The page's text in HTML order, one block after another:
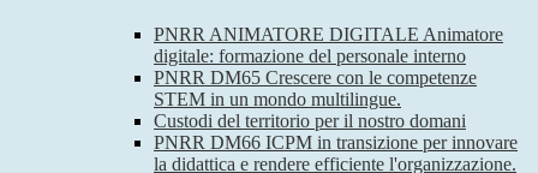
PNRR ANIMATORE DIGITALE Animatore
digitale: formazione del personale interno
PNRR DM65 Crescere con le competenze
STEM in un mondo multilingue.
Custodi del territorio per il nostro domani
PNRR DM66 ICPM in transizione per innovare
la didattica e rendere efficiente l'organizzazione.